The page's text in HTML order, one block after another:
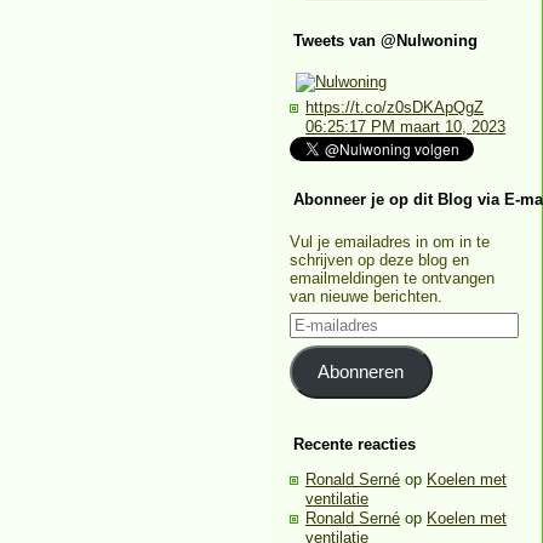
Tweets van @Nulwoning
https://t.co/z0sDKApQgZ
06:25:17 PM maart 10, 2023
Abonneer je op dit Blog via E-
Vul je emailadres in om in te
schrijven op deze blog en
emailmeldingen te ontvangen
van nieuwe berichten.
E-
mailadres
Abonneren
Recente reacties
Ronald Serné op Koelen met
ventilatie
Ronald Serné op Koelen met
ventilatie